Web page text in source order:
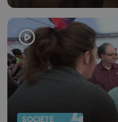
SOCIÉTÉ